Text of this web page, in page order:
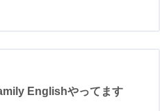
Englishやってます